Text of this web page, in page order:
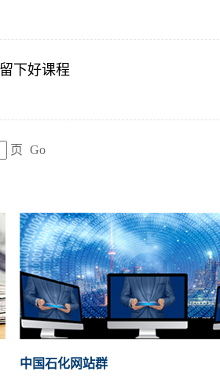
下好课程
页 Go
中国石化网站群